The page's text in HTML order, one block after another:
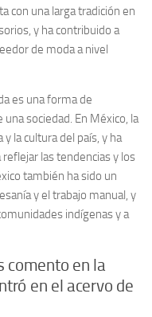
con una larga tradición en
y ha contribuido a
de moda a nivel
es una forma de
sociedad. En México, la
la cultura del país, y ha
las tendencias y los
también ha sido un
y el trabajo manual, y
indígenas y a
comento en la
en el acervo de